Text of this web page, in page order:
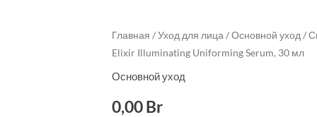
Главная /Уход для лица /Основной уход /
Elixir Illuminating Uniforming Serum, 30 мл
Основной уход
0,00Br
Quantity